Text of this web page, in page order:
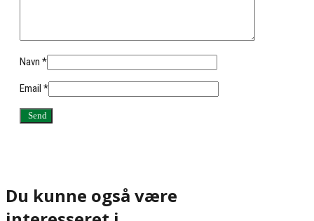
Navn *
Email *
Du kunne også være